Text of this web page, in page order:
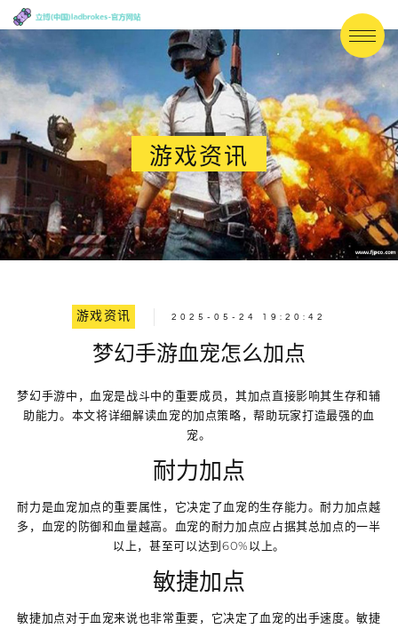
游戏资讯
游戏资讯 2025-05-24 19:20:42
梦幻手游血宠怎么加点
梦幻手游中，血宠是战斗中的重要成员，其加点直接影响其生存和辅
助能力。本文将详细解读血宠的加点策略，帮助玩家打造最强的血
宠。
耐力加点
耐力是血宠加点的重要属性，它决定了血宠的生存能力。耐力加点越
多，血宠的防御和血量越高。血宠的耐力加点应占据其总加点的一半
以上，甚至可以达到60%以上。
敏捷加点
敏捷加点对于血宠来说也非常重要，它决定了血宠的出手速度。敏捷